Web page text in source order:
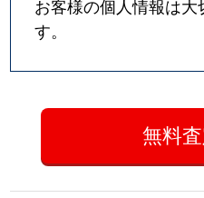
お客様の個人情報は大
す。